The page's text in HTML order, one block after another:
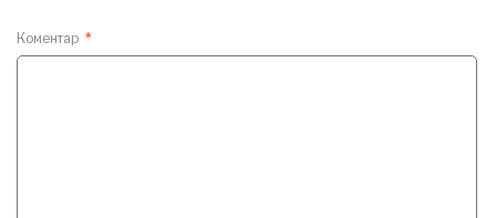
Коментар *